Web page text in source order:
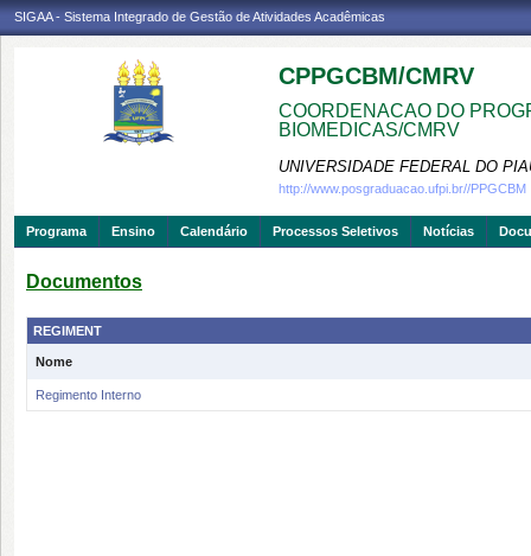
SIGAA - Sistema Integrado de Gestão de Atividades Acadêmicas
CPPGCBM/CMRV
COORDENACAO DO
BIOMEDICAS/CMRV
UNIVERSIDADE FEDERAL DO
http://www.posgraduacao.ufpi.br//PPGCBM
Programa Ensino Calendário Processos Seletivos Notícias
Documentos
REGIMENT
Nome
Regimento Interno